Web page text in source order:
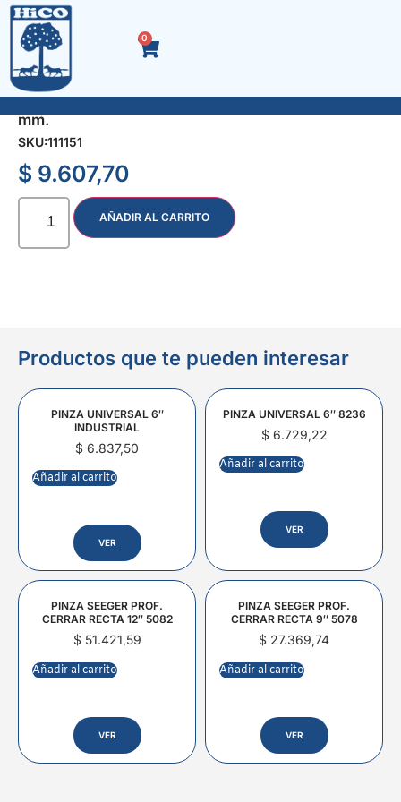
0
SOPORTE A- 2 P/SIERRA COPA BIMET. 32-200
mm.
SKU:111151
$ 9.607,70
AÑADIR AL CARRITO
Productos que te pueden interesar
PINZA UNIVERSAL 6″
INDUSTRIAL
$ 6.837,50
Añadir al carrito
VER
PINZA UNIVERSAL 6″ 8236
$6.729,22
Añadir al carrito
VER
PINZA SEEGER PROF.
CERRAR RECTA 12″ 5082
$51.421,59
Añadir al carrito
VER
PINZA SEEGER PROF.
CERRAR RECTA 9″ 5078
$ 27.369,74
Añadir al carrito
VER